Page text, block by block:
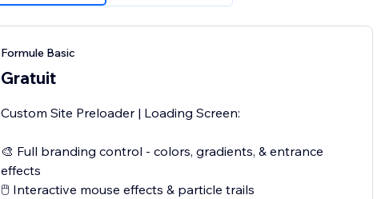
Formule Basic
Gratuit
Custom Site Preloader | Loading Screen:
🎨 Full branding control - colors, gradients, & entrance
effects
🖱️ Interactive mouse effects & particle trails